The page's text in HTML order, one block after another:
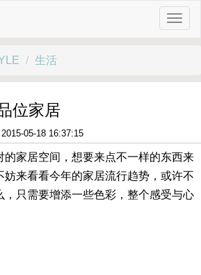
生活
位家居
05-18 16:37:15
的家居空间，想要来点不一样的东西来
妨来看看今年的家居流行趋势，或许不
，只需要增添一些色彩，整个感受与心